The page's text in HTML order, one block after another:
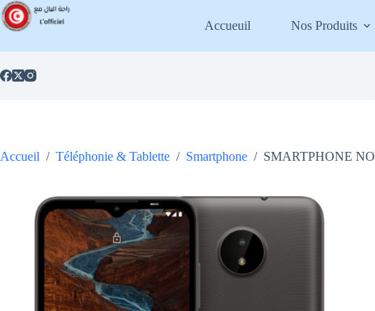
Passer
au
contenu
Accueuil Nos Produits
Accueil / Téléphonie & Tablette / Smartphone / SMARTPHONE